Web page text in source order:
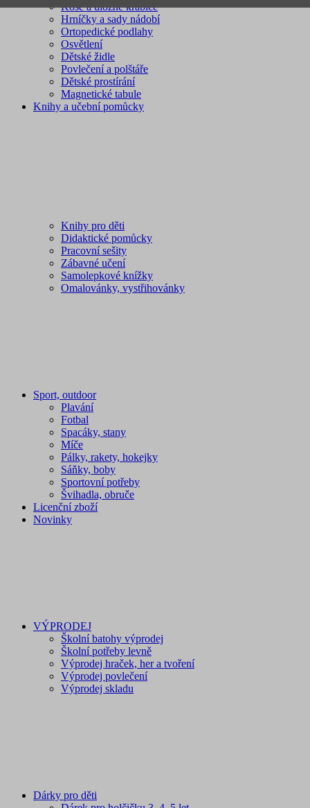
Koše a úložné krabice
Hrníčky a sady nádobí
Ortopedické podlahy
Osvětlení
Dětské židle
Povlečení a polštáře
Dětské prostírání
Magnetické tabule
Knihy a učební pomůcky
Knihy pro děti
Didaktické pomůcky
Pracovní sešity
Zábavné učení
Samolepkové knížky
Omalovánky, vystřihovánky
Sport, outdoor
Plavání
Fotbal
Spacáky, stany
Míče
Pálky, rakety, hokejky
Sáňky, boby
Sportovní potřeby
Švihadla, obruče
Licenční zboží
Novinky
VÝPRODEJ
Školní batohy výprodej
Školní potřeby levně
Výprodej hraček, her a tvoření
Výprodej povlečení
Výprodej skladu
Dárky pro děti